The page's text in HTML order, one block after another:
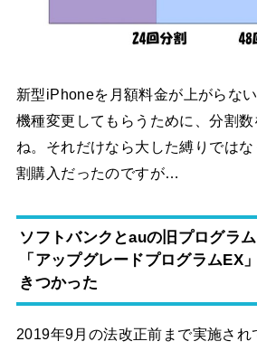
新型iPhoneを月額料金が上がらな
機種変更してもらうために、分割
ね。それだけなら大した縛りでは
割購入だったのですが…
ソフトバンクとauの旧プログラム
「アップグレードプログラムEX
きつかった
2019年9月の法改正前まで実施され